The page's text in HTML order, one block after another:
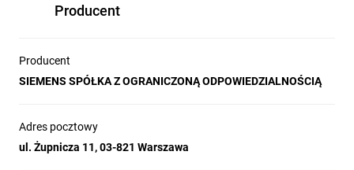
serii 5SL6?
zgodnie z normą PN-EN 60898-1, która zakłada, że dostęp do
zabezpieczeń instalacji elektrycznej mają osoby
niewykwalifikowane. Znamionowa zdolność łączeniowa dla serii
Producent
Producent
SIEMENS SPÓŁKA Z OGRANICZONĄ ODPOWIEDZIALNOŚCIĄ
Adres pocztowy
ul. Żupnicza 11, 03-821 Warszawa